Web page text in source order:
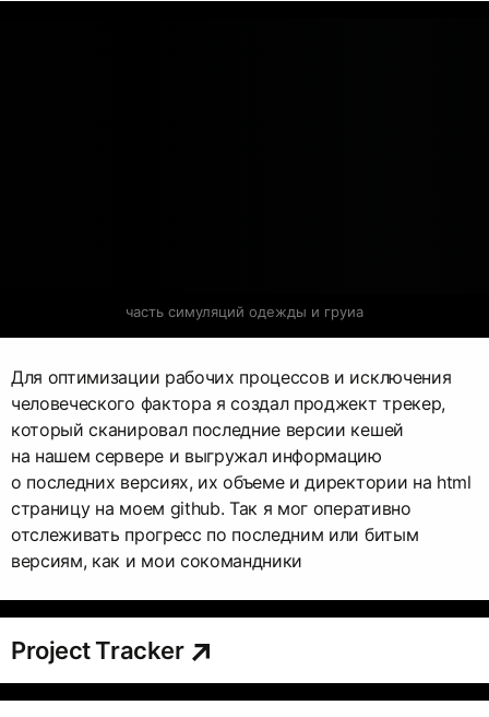
часть симуляций одежды и груиа
Для оптимизации рабочих процессов и исключения
человеческого фактора я создал проджект трекер,
который сканировал последние версии кешей
на нашем сервере и выгружал информацию
о последних версиях, их объеме и директории на html
страницу на моем github. Так я мог оперативно
отслеживать прогресс по последним или битым
версиям, как и мои сокомандники
Project Tracker